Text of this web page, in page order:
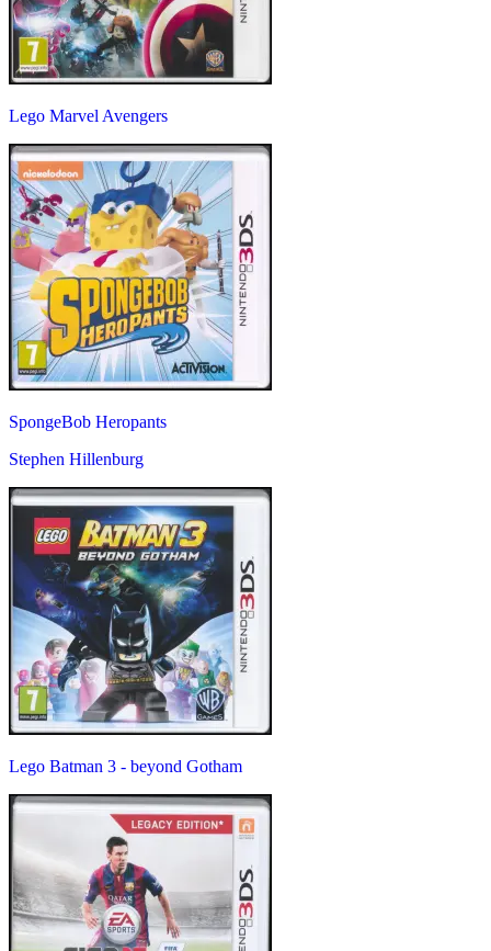
Lego Marvel Avengers
SpongeBob Heropants
Stephen Hillenburg
Lego Batman 3 - beyond Gotham